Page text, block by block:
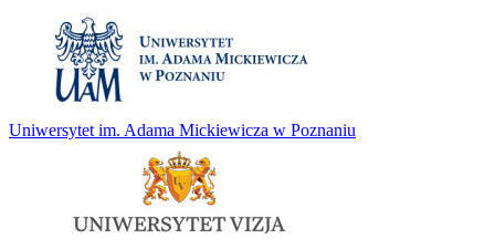
Uniwersytet im. Adama Mickiewicza w Poznaniu